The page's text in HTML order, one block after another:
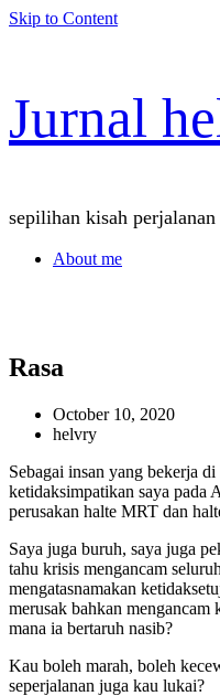
Skip to Content
Jurnal
sepilihan kisah
About me
Rasa
October 10, 2020
helvry
Sebagai insan yang bekerja
ketidaksimpatikan saya pada
perusakan halte MRT dan
Saya juga buruh, saya juga
tahu krisis mengancam
mengatasnamakan
merusak bahkan mengancam
mana ia bertaruh nasib?
Kau boleh marah, boleh
seperjalanan juga kau lukai?